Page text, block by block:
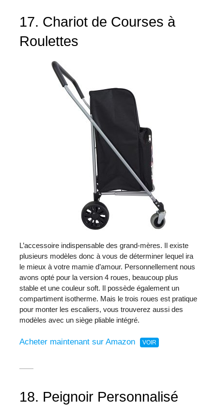
17. Chariot de Courses à
Roulettes
L’accessoire indispensable des grand-mères. Il existe
plusieurs modèles donc à vous de déterminer lequel ira
le mieux à votre mamie d’amour. Personnellement nous
avons opté pour la version 4 roues, beaucoup plus
stable et une couleur soft. Il possède également un
compartiment isotherme. Mais le trois roues est pratique
pour monter les escaliers, vous trouverez aussi des
modèles avec un siège pliable intégré.
Acheter maintenant sur Amazon
18. Peignoir Personnalisé